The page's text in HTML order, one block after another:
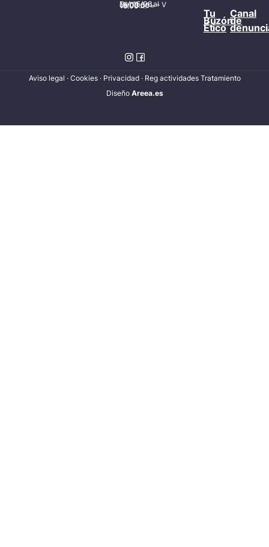
Del 15/06 al 15/09 de L – V de 08:00 – 15:00 h.
Tu
Buzón
Ético
Canal
de
Aviso legal · Cookies· Privacidad · Reg actividades Tratamiento
Diseño Areea.es